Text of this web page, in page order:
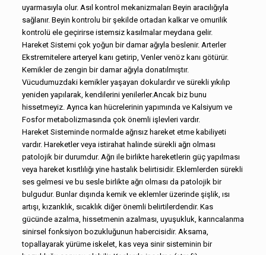
uyarmasıyla olur. Asıl kontrol mekanizmaları Beyin aracılığıyla
sağlanır. Beyin kontrolu bir şekilde ortadan kalkar ve omurilik
kontrolü ele geçirirse istemsiz kasılmalar meydana gelir.
Hareket Sistemi çok yoğun bir damar ağıyla beslenir. Arterler
Ekstremitelere arteryel kanı getirip, Venler venöz kanı götürür.
Kemikler de zengin bir damar ağıyla donatılmıştır.
Vücudumuzdaki kemikler yaşayan dokulardır ve sürekli yıkılıp
yeniden yapılarak, kendilerini yenilerler.Ancak biz bunu
hissetmeyiz. Ayrıca kan hücrelerinin yapımında ve Kalsiyum ve
Fosfor metabolizmasında çok önemli işlevleri vardır.
Hareket Sisteminde normalde ağrısız hareket etme kabiliyeti
vardır. Hareketler veya istirahat halinde sürekli ağrı olması
patolojik bir durumdur. Ağrı ile birlikte hareketlerin güç yapılması
veya hareket kısıtlılığı yine hastalık belirtisidir. Eklemlerden sürekli
ses gelmesi ve bu sesle birlikte ağrı olması da patolojik bir
bulgudur. Bunlar dışında kemik ve eklemler üzerinde şişlik, ısı
artışı, kızarıklık, sıcaklık diğer önemli belirtilerdendir. Kas
gücünde azalma, hissetmenin azalması, uyuşukluk, karıncalanma
sinirsel fonksiyon bozukluğunun habercisidir. Aksama,
topallayarak yürüme iskelet, kas veya sinir sisteminin bir